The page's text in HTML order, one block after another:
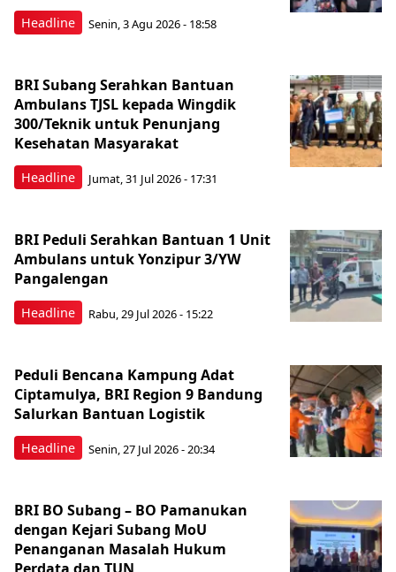
Headline Senin, 3 Agu 2026 - 18:58
Headline
BRI Subang Serahkan Bantuan
Ambulans TJSL kepada Wingdik
300/Teknik untuk Penunjang
Kesehatan Masyarakat ​
Jumat, 31 Jul 2026 - 17:31
Headline
BRI Peduli Serahkan Bantuan 1 Unit
Ambulans untuk Yonzipur 3/YW
Pangalengan
Rabu, 29 Jul 2026 - 15:22
Headline
Peduli Bencana Kampung Adat
Ciptamulya, BRI Region 9 Bandung
Salurkan Bantuan Logistik
Senin, 27 Jul 2026 - 20:34
BRI BO Subang – BO Pamanukan
dengan Kejari Subang MoU
Penanganan Masalah Hukum